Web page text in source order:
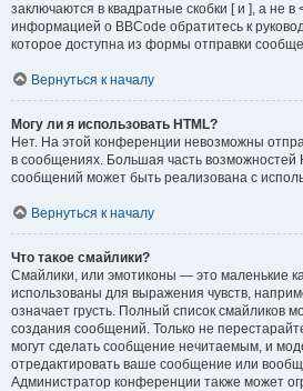
заключаются в квадратные скобки [ и ], а не
информацией о BBCode обратитесь к
которое доступна из формы отправки
Вернуться к началу
Могу ли я использовать HTML?
Нет. На этой конференции невозможны
в сообщениях. Большая часть
сообщений может быть реализована с
Вернуться к началу
Что такое смайлики?
Смайлики, или эмотиконы — это маленькие
использованы для выражения чувств,
означает грусть. Полный список смайликов
создания сообщений. Только не
могут сделать сообщение нечитаемым, и
отредактировать ваше сообщение или
Администратор конференции также может